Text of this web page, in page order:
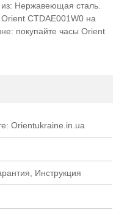
из: Нержавеющая сталь.
CTDAE001W0 на
покупайте часы Orient
Orientukraine.in.ua
Инструкция